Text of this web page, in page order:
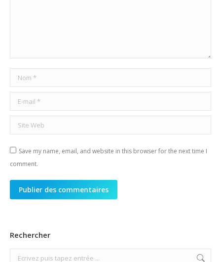
Nom *
E-mail *
Site Web
Save my name, email, and website in this browser for the next time I
comment.
Publier des commentaires
Rechercher
Search: